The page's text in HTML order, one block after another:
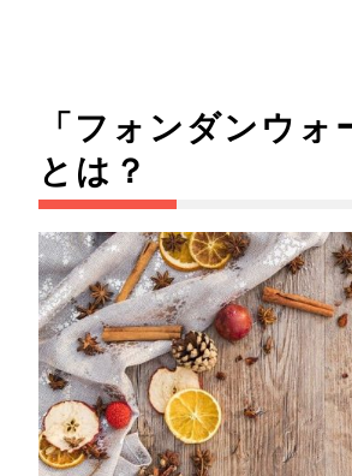
「フォンダンウォ
とは？